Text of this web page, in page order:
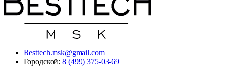
Besttech.msk@gmail.com
Городской: 8 (499) 375-03-69